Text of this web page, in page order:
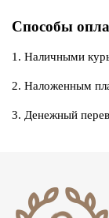
Способы
1. Наличными
2. Наложенным
3. Денежный